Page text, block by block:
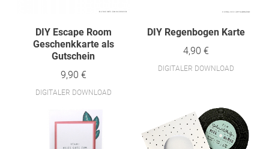
DIY Escape Room
Geschenkkarte als
Gutschein
9,90 €
DIGITALER DOWNLOAD
DIY Regenbogen Karte
4,90 €
DIGITALER DOWNLOAD